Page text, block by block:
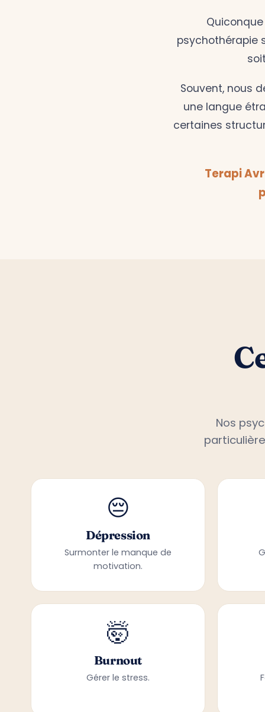
psychothérapie
Souvent, nous
une langue
certaines
Terapi
Nos
😔
Dépression
Surmonter le manque de
motivation.
🤯
Burnout
Gérer le stress.